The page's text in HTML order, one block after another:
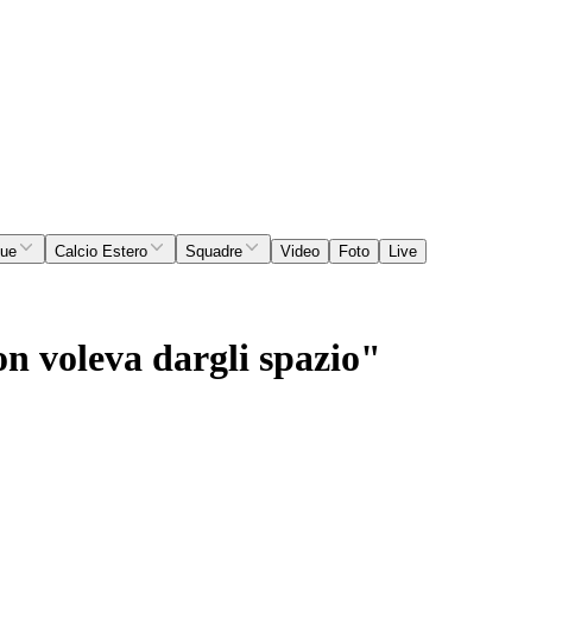
Calcio Estero Squadre Video Foto
Live
voleva dargli spazio"